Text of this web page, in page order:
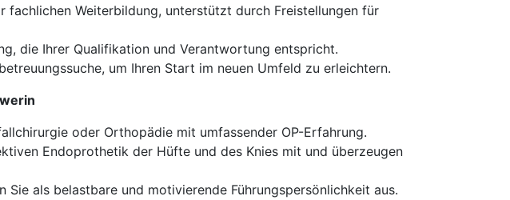
fachlichen Weiterbildung, unterstützt durch Freistellungen für
die Ihrer Qualifikation und Verantwortung entspricht.
um Ihren Start im neuen Umfeld zu erleichtern.
oder Orthopädie mit umfassender OP-Erfahrung.
Endoprothetik der Hüfte und des Knies mit und überzeugen
Sie als belastbare und motivierende Führungspersönlichkeit aus.